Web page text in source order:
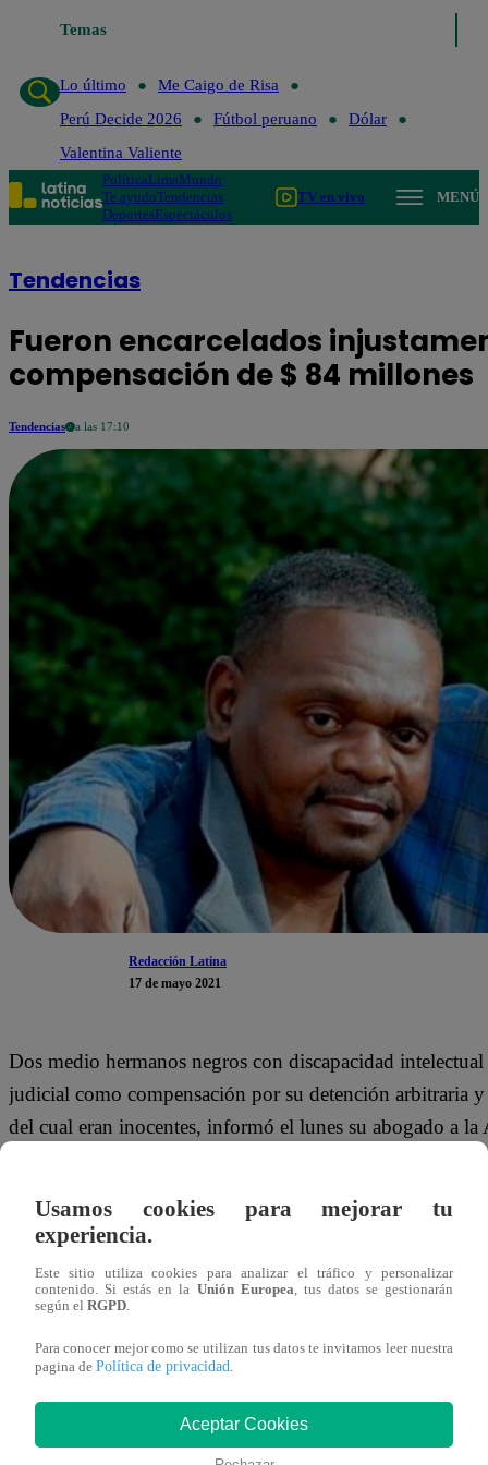
Temas
Lo último
Me Caigo de Risa
Perú Decide 2026
Fútbol peruano
Dólar
Valentina Valiente
PolíticaLimaMundo
Te ayudoTendencias
DeportesEspectáculos
TV en vivo MENÚ
Tendencias
Fueron encarcelados
compensación de $ 84 millones
Tendencias a las 17:10
Redacción Latina
17 de mayo 2021
Dos medio hermanos negros con discapacidad
judicial como compensación por su detención arbitraria
del cual eran inocentes, informó el lunes su abogado a la
“Es el veredicto más severo jamás dictado por un caso
Unidos”, dijo Me Des Hogan, quien los representó.
Un jurado resolvió el viernes por la noche que se le
perjuicios a Henry Lee McCollum y su medio
denuncia civil ante la justicia federal por violaciones de
Usamos cookies para mejorar tu
experiencia.
Este sitio utiliza cookies para analizar el tráfico y personalizar
contenido. Si estás en la Unión Europea , tus datos se gestionarán
según el RGPD
Para conocer mejor como se utilizan tus datos te invitamos leer nuestra
pagina de Política de privacidad
Aceptar Cookies